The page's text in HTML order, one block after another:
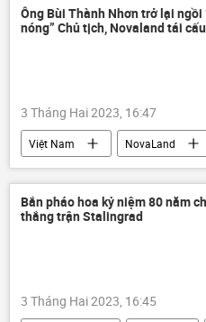
người tiêu dùng
công nghệ
Ông Bùi Thành Nhơn trở lại ngồi
nóng” Chủ tịch, Novaland tái
3 Tháng Hai 2023, 16:47
Việt Nam
NovaLand
Bùi Thành Nhơn
công ty
Bắn pháo hoa kỷ niệm 80 năm
thắng trận Stalingrad
3 Tháng Hai 2023, 16:45